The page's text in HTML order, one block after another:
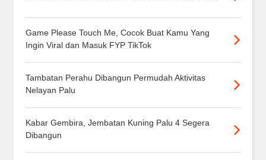
Game Please Touch Me, Cocok Buat Kamu Yang
Ingin Viral dan Masuk FYP TikTok
Tambatan Perahu Dibangun Permudah Aktivitas
Nelayan Palu
Kabar Gembira, Jembatan Kuning Palu 4 Segera
Dibangun